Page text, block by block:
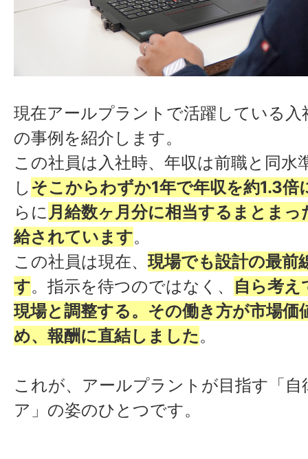
13:00
ぶ。メジャーやレーザ
い、柱の位置や既存配
確に測り、写真に収め
15:30
打ち合わせ・提案 現
もとに、顧客や職人さ
せ。
17:00
図面の整理・明日の準
り、調査結果を図面に
18:00
退勤 業務の状況に合
整し、1日の業務を終
現在アールプラントで活躍している入
の事例を紹介します。
この社員は入社時、年収は前職と同水
し そこからわずか1年で年収を約1.3倍
らに 月給数ヶ月分に相当するまとまっ
給されています。
この社員は現在、 現場でも設計の最前
す。指示を待つのではなく、
自ら考え
現場と調整する。その働き方が市場価
め、報酬に直結しました。
これが、アールプラントが目指す「
ア」の姿のひとつです。